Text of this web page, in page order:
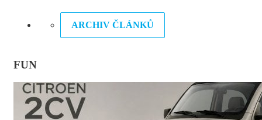
ARCHIV ČLÁNKŮ
FUN